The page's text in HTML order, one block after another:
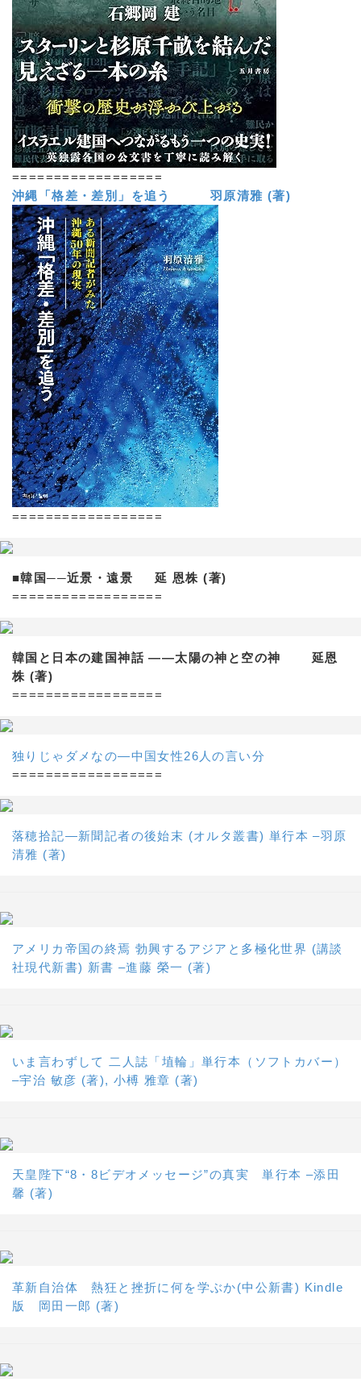
==================
沖縄「格差・差別」を追う 羽原清雅 (著)
==================
■韓国──近景・遠景 延 恩株 (著)
==================
韓国と日本の建国神話 ——太陽の神と空の神 延恩
株 (著)
==================
独りじゃダメなの―中国女性26人の言い分
==================
落穂拾記―新聞記者の後始末 (オルタ叢書) 単行本 –羽原
清雅 (著)
アメリカ帝国の終焉 勃興するアジアと多極化世界 (講談
社現代新書) 新書 –進藤 榮一 (著)
いま言わずして 二人誌「埴輪」単行本（ソフトカバー）
–宇治 敏彦 (著), 小榑 雅章 (著)
天皇陛下“8・8ビデオメッセージ”の真実 単行本 –添田
馨 (著)
革新自治体 熱狂と挫折に何を学ぶか(中公新書) Kindle
版 岡田一郎 (著)